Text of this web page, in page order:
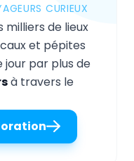
CURIEUX
milliers de lieux
et pépites
jour par plus de
à travers le